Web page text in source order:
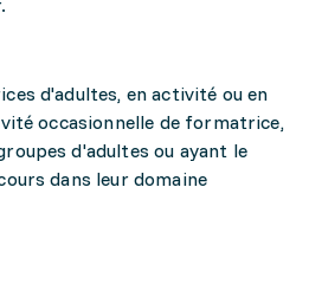
d'adultes, en activité ou en
occasionnelle de formatrice,
d'adultes ou ayant le
dans leur domaine